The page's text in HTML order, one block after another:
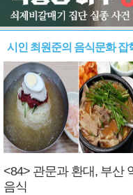
시인 최원준의 음식문화 잡
<84> 관문과 환대, 부산
음식